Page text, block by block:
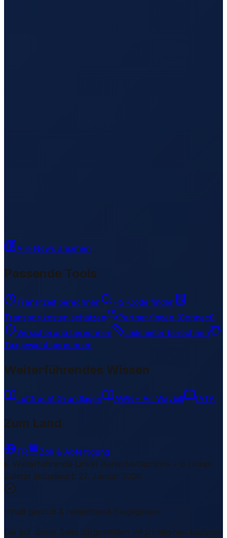
Alle News ansehen
Passende Tools
Transitzeit berechnen
HS-Code finden
Transportkosten schätzen
Partner finden (Connect)
Versicherung berechnen
Lademeter berechnen
Taxgewicht berechnen
Weiterführendes Wissen
Luftfracht Grundlagen AWB – Air Waybill IATA
Zum Land
TR
Zoll & Abfertigung
Weiterführende Links1 Bereiche/Sections • 8 Links▾
Zuletzt aktualisiert: 27. Januar 2026
Inhalt geprüft & redaktionell freigegeben
Die auf dieser Seite dargestellten Informationen basieren